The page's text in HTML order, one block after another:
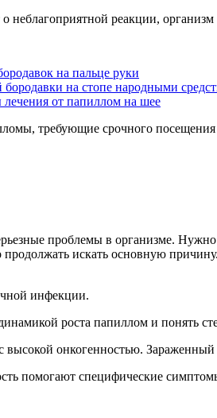
неблагоприятной реакции,
на пальце руки
бородавки на стопе народными
от папиллом на шее
требующие срочного посещения
проблемы в организме. Нужно
продолжать искать основную
инфекции.
роста папиллом и понять
онкогенностью. Зараженный
помогают специфические